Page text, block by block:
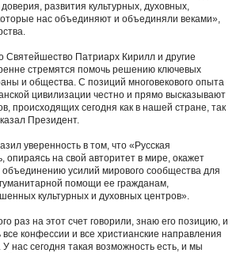
развития культурных, духовных,
нас объединяют и объединяли веками»,
Святейшество Патриарх Кирилл и другие
стремятся помочь решению ключевых
и общества. С позиций многовекового опыта
цивилизации честно и прямо высказывают
происходящих сегодня как в нашей стране, так
Президент.
уверенность в том, что «Русская
опираясь на свой авторитет в мире, окажет
объединению усилий мирового сообщества для
помощи ее гражданам,
культурных и духовных центров».
раз на этот счет говорили, знаю его позицию, и
конфессии и все христианские направления
нас сегодня такая возможность есть, и мы